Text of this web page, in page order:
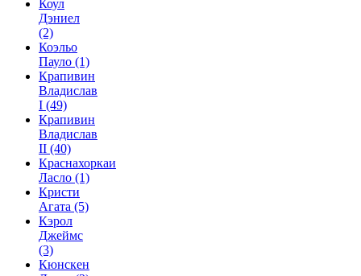
Коул
Дэниел
(2)
Коэльо
Пауло (1)
Крапивин
Владислав
I (49)
Крапивин
Владислав
II (40)
Краснахоркаи
Ласло (1)
Кристи
Агата (5)
Кэрол
Джеймс
(3)
Кюнскен